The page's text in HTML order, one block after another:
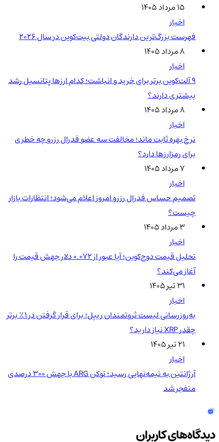
۱۵ مرداد ۱۴۰۵
اخبار
فهرست بزرگ‌ترین دارندگان دولتی بیت‌کوین در سال 2026
۸ مرداد ۱۴۰۵
اخبار
۹ آلت‌کوین برتر برای خرید و انباشت؛ کدام ارزها پتانسیل رشد
بیشتری دارند؟
۸ مرداد ۱۴۰۵
اخبار
نرخ بهره ثابت ماند؛ مخالفت سه عضو فدرال رزرو چه خطری
برای رمزارزها دارد؟
۷ مرداد ۱۴۰۵
اخبار
تصمیم حساس فدرال رزرو امروز اعلام می‌شود؛ انتظارات بازار
چیست؟
۳ مرداد ۱۴۰۵
اخبار
تحلیل قیمت دوج‌کوین؛ آیا عبور از ۰.۰۷۲ دلار جهش قیمت را
آغاز می‌کند؟
۳۱ تیر ۱۴۰۵
اخبار
به‌روزرسانی لیست ثروتمندان ریپل؛ برای قرار گرفتن در ۱٪ برتر
چقدر XRP نیاز دارید؟
۲۱ تیر ۱۴۰۵
اخبار
آرژانتین به نیمه‌نهایی رسید؛ توکن ARG با جهش ۳۰۰ درصدی
منفجر شد
دیدگاه‌های کاربران